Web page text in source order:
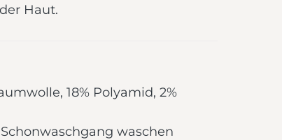
Haut.
18% Polyamid, 2%
waschen